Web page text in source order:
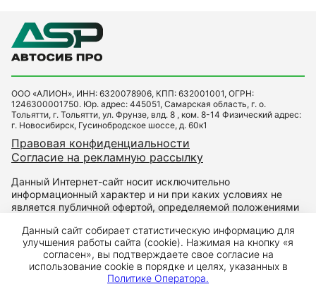
ООО «АЛИОН», ИНН: 6320078906, КПП: 632001001, ОГРН:
1246300001750. Юр. адрес: 445051, Самарская область, г. о.
Тольятти, г. Тольятти, ул. Фрунзе, влд. 8 , ком. 8-14 Физический адрес:
г. Новосибирск, Гусинобродское шоссе, д. 60к1
Правовая конфиденциальности
Согласие на рекламную рассылку
Данный Интернет-сайт носит исключительно
информационный характер и ни при каких условиях не
является публичной офертой, определяемой положениями
подробной информации о наличии и стоимости указанных
товаров и (или) услуг, пожалуйста, обращайтесь к
менеджерам автоцентра.
Кредит предоставляется банком АО «Т-Банк»
Данный сайт собирает статистическую информацию для
улучшения работы сайта (cookie). Нажимая на кнопку «я
согласен», вы подтверждаете свое согласие на
использование cookie в порядке и целях, указанных в
Политике Оператора.